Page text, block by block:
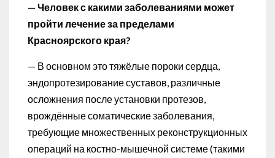
— Человек с какими заболеваниями может
пройти лечение за пределами
Красноярского края?
— В основном это тяжёлые пороки сердца,
эндопротезирование суставов, различные
осложнения после установки протезов,
врождённые соматические заболевания,
требующие множественных реконструкционных
операций на костно-мышечной системе (такими